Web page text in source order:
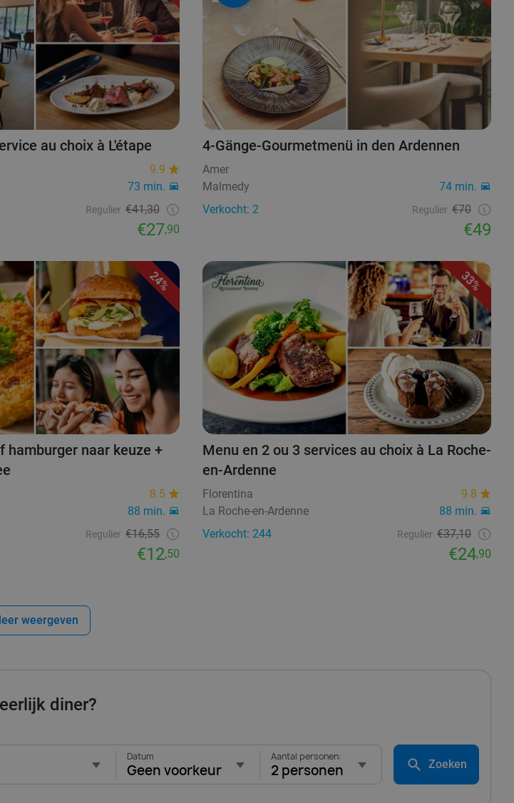
au choix à L'étape
9.9
73 min.
Regulier €41,30
€27,90
4-Gänge-Gourmetmenü in den Ardennen
Amer
Malmedy
74 min.
Verkocht: 2
Regulier €70
€49
24%
hamburger naar keuze +
8.5
88 min.
Regulier €16,55
€12,50
33%
Menu en 2 ou 3 services au choix à La Roche-
en-Ardenne
Florentina
9.8
La Roche-en-Ardenne
88 min.
Verkocht: 244
Regulier €37,10
€24,90
weergeven
diner?
Datum
Geen voorkeur
Aantal personen:
2 personen Zoeken